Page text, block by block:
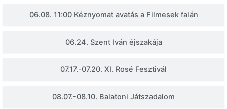
06.08. 11:00 Kéznyomat avatás a Filmesek falán
06.24. Szent Iván éjszakája
07.17.-07.20. XI. Rosé Fesztivál
08.07.-08.10. Balatoni Játszadalom